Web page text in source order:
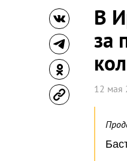
В
за
12 мая